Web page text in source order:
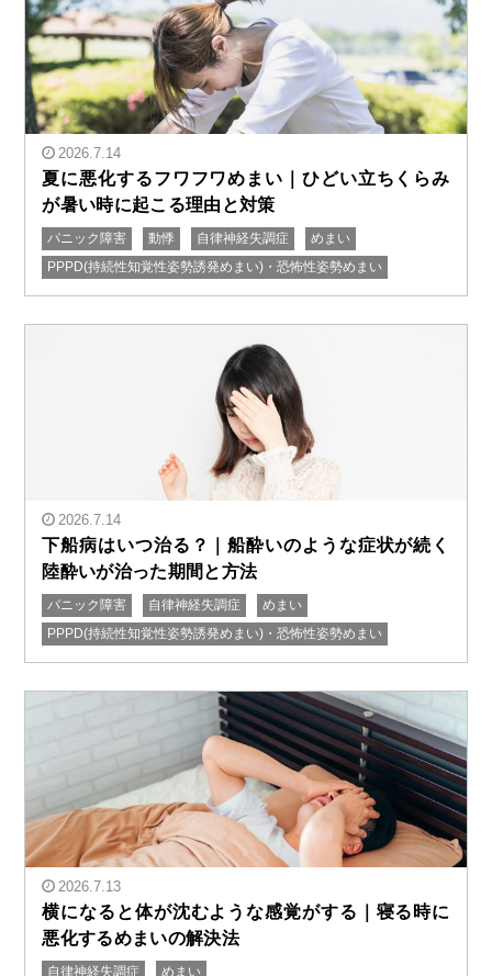
" alt="夏に悪化するフワフワめまい｜ひどい立ちくらみ
2026.7.14
夏に悪化するフワフワめまい｜ひどい立ちくらみ
が暑い時に起こる理由と対策
パニック障害 動悸 自律神経失調症
めまい
PPPD(持続性知覚性姿勢誘発めまい)・恐怖性姿勢めまい
" alt="下船病はいつ治る？｜船酔いのような症状が続く
2026.7.14
下船病はいつ治る？｜船酔いのような症状が続く
陸酔いが治った期間と方法
パニック障害 自律神経失調症
めまい
PPPD(持続性知覚性姿勢誘発めまい)・恐怖性姿勢めまい
2026.7.13
横になると体が沈むような感覚がする｜寝る時に
悪化するめまいの解決法
自律神経失調症 めまい